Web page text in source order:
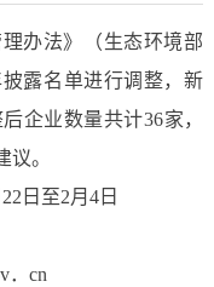
办法》（生态环境部
露名单进行调整，新
企业数量共计36家，
。
日至2月4日
．cn